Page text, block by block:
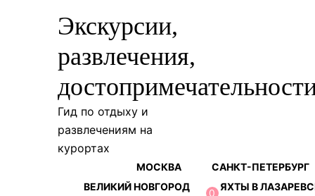
Экскурсии,
развлечения,
Гид по отдыху и
развлечениям на
курортах
МОСКВА
САНКТ-ПЕТЕРБУРГ
ВЕЛИКИЙ НОВГОРОД
ЯХТЫ В
0